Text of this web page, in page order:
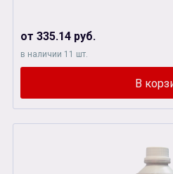
от 335.14 руб.
в наличии 11 шт.